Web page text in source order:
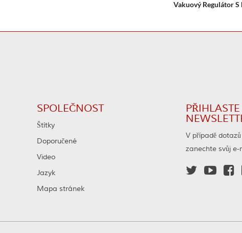
Vakuový Regulátor
SPOLEČNOST
Štítky
Doporučené
Video
Jazyk
Mapa stránek
V případě
zanechte svůj
  